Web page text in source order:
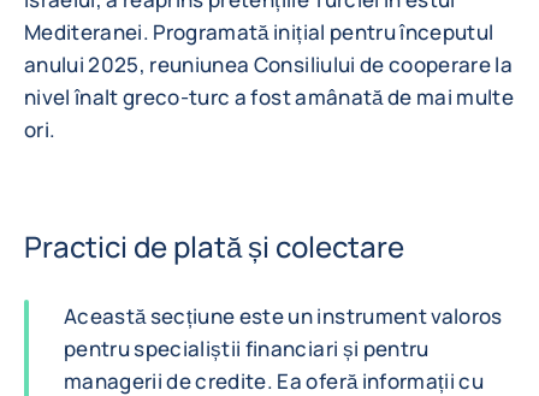
Mediteranei. Programată inițial pentru începutul
anului 2025, reuniunea Consiliului de cooperare la
nivel înalt greco-turc a fost amânată de mai multe
ori.
Practici de plată și colectare
Această secțiune este un instrument valoros
pentru specialiștii financiari și pentru
managerii de credite. Ea oferă informații cu